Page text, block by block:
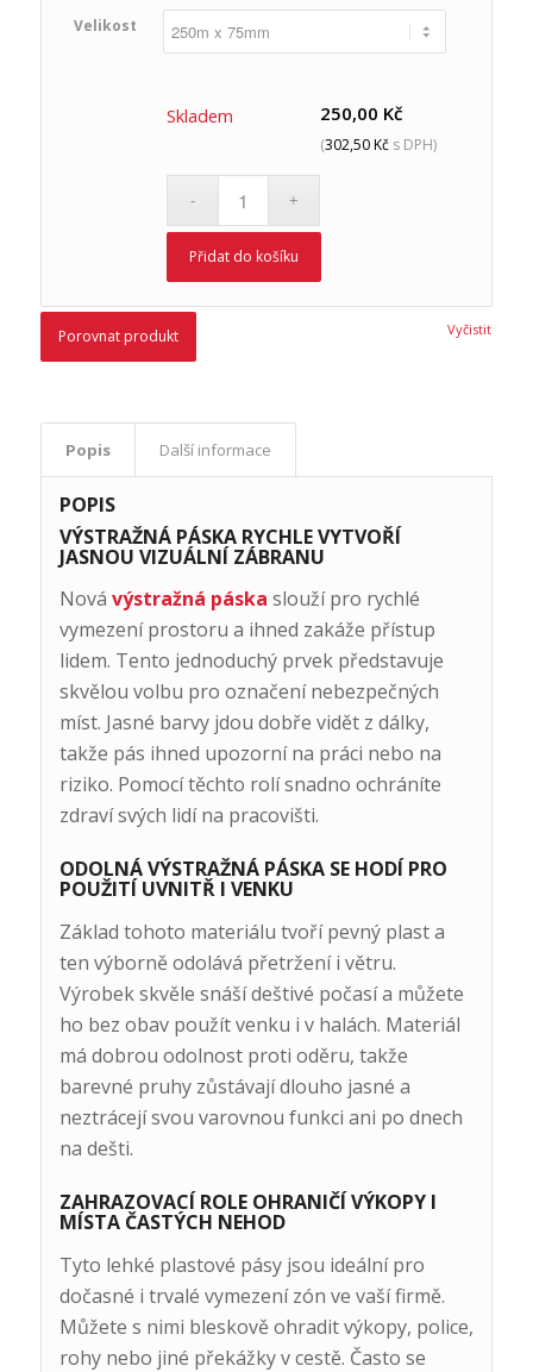
Velikost
Vyčistit
250,00 Kč
(302,50Kč s DPH)
Skladem
Přidat do košíku
Porovnat produkt
Popis Další informace
POPIS
VÝSTRAŽNÁ PÁSKA RYCHLE VYTVOŘÍ
JASNOU VIZUÁLNÍ ZÁBRANU
Nová výstražná páska slouží pro rychlé
vymezení prostoru a ihned zakáže přístup
lidem. Tento jednoduchý prvek představuje
skvělou volbu pro označení nebezpečných
míst. Jasné barvy jdou dobře vidět z dálky,
takže pás ihned upozorní na práci nebo na
riziko. Pomocí těchto rolí snadno ochráníte
zdraví svých lidí na pracovišti.
ODOLNÁ VÝSTRAŽNÁ PÁSKA SE HODÍ PRO
POUŽITÍ UVNITŘ I VENKU
Základ tohoto materiálu tvoří pevný plast a
ten výborně odolává přetržení i větru.
Výrobek skvěle snáší deštivé počasí a můžete
ho bez obav použít venku i v halách. Materiál
má dobrou odolnost proti oděru, takže
barevné pruhy zůstávají dlouho jasné a
neztrácejí svou varovnou funkci ani po dnech
na dešti.
ZAHRAZOVACÍ ROLE OHRANIČÍ VÝKOPY I
MÍSTA ČASTÝCH NEHOD
Tyto lehké plastové pásy jsou ideální pro
dočasné i trvalé vymezení zón ve vaší firmě.
Můžete s nimi bleskově ohradit výkopy, police,
rohy nebo jiné překážky v cestě. Často se